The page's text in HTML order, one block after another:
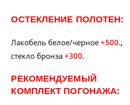
ОСТЕКЛЕНИЕ ПОЛОТЕН:
Лакобель белое/черное +500.,
стекло бронза +300.
РЕКОМЕНДУЕМЫЙ
КОМПЛЕКТ ПОГОНАЖА: